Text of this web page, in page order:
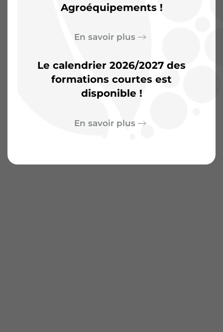
Agroéquipements !
En savoir plus
Le calendrier 2026/2027 des
formations courtes est
disponible !
En savoir plus